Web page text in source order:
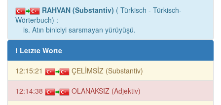
RAHVAN (Substantiv) ( Türkisch - Türkisch-
Wörterbuch) :
is. Atın biniciyi sarsmayan yürüyüşü.
! Letzte Worte
12:15:21 ÇELİMSİZ (Substantiv)
12:14:38 OLANAKSIZ (Adjektiv)